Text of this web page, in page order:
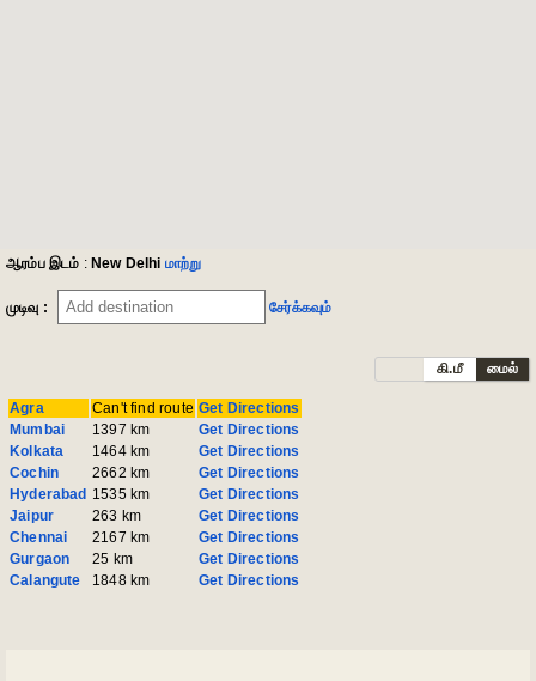
ஆரம்ப இடம் : New Delhi மாற்று
முடிவு : சேர்க்கவும்
கி.மீ மைல்
Agra Can't find route Get Directions
Mumbai
1397 km
Get Directions
Kolkata
1464 km
Get Directions
Cochin
2662 km
Get Directions
Hyderabad 1535 km
Get Directions
Jaipur
263 km
Get Directions
Chennai
2167 km
Get Directions
Gurgaon
25 km
Get Directions
Calangute
1848 km Get Directions